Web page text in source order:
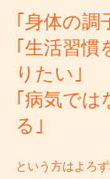
｢身体の調
｢生活習慣
りたい｣
｢病気では
る｣
という方はよろ